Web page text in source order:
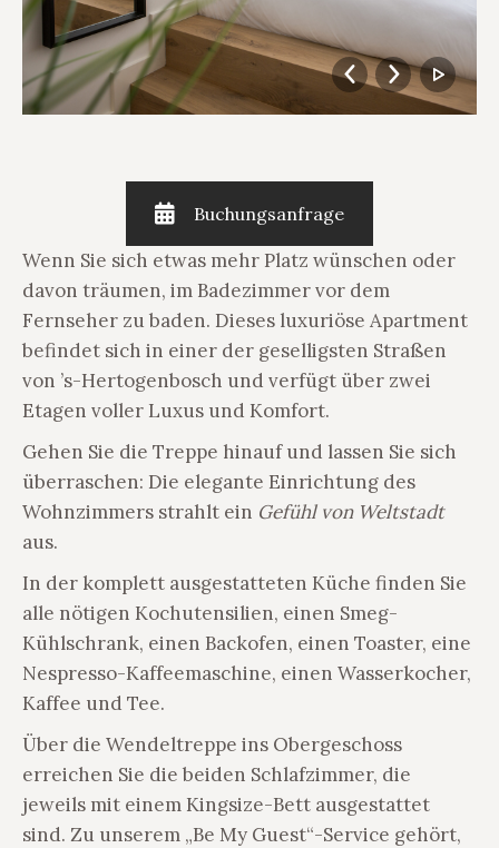
Buchungsanfrage
Wenn Sie sich etwas mehr Platz wünschen oder
davon träumen, im Badezimmer vor dem
Fernseher zu baden. Dieses luxuriöse Apartment
befindet sich in einer der geselligsten Straßen
von ’s-Hertogenbosch und verfügt über zwei
Etagen voller Luxus und Komfort.
Gehen Sie die Treppe hinauf und lassen Sie sich
überraschen: Die elegante Einrichtung des
Wohnzimmers strahlt ein Gefühl von Weltstadt
aus.
In der komplett ausgestatteten Küche finden Sie
alle nötigen Kochutensilien, einen Smeg-
Kühlschrank, einen Backofen, einen Toaster, eine
Nespresso-Kaffeemaschine, einen Wasserkocher,
Kaffee und Tee.
Über die Wendeltreppe ins Obergeschoss
erreichen Sie die beiden Schlafzimmer, die
jeweils mit einem Kingsize-Bett ausgestattet
sind. Zu unserem „Be My Guest“-Service gehört,